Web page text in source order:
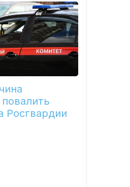
Росгвардии